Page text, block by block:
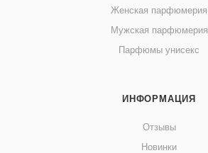
Женская парфюмерия
Мужская парфюмерия
Парфюмы унисекс
ИНФОРМАЦИЯ
Отзывы
Новинки